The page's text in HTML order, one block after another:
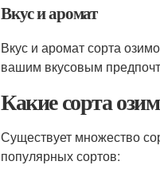
Вкус и аромат
Вкус и аромат сорта
вашим вкусовым
Какие сорта
Существует множество
популярных сортов: